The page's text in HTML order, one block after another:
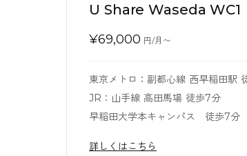
U Share Waseda WC1
¥69,000 円/月〜
東京メトロ：副都心線 西早稲田駅
JR：山手線 高田馬場 徒歩7分
早稲田大学本キャンパス 徒歩7分
詳しくはこちら